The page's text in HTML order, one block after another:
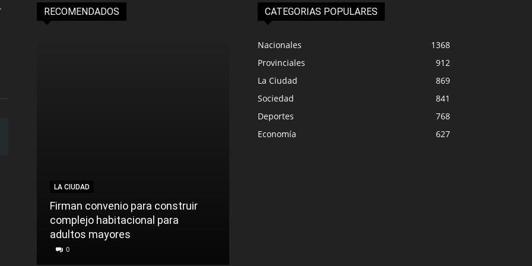
RECOMENDADOS
LA CIUDAD
Firman convenio para construir
complejo habitacional para
adultos mayores
0
CATEGORIAS POPULARES
Nacionales
1368
Provinciales
912
La Ciudad
869
Sociedad
841
Deportes
768
Economía
627